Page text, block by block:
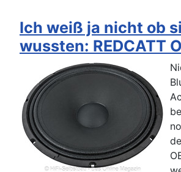
Ich weiß ja nicht ob
wussten: REDCATT